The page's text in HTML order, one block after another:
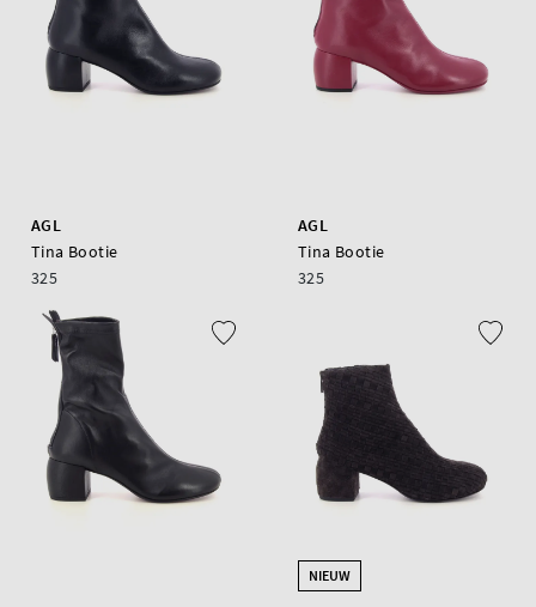
AGL
Tina Bootie
325
AGL
Tina Bootie
325
NIEUW